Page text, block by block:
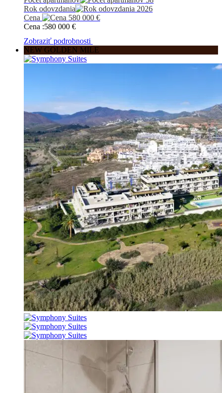
Rok odovzdania
2026
Cena
580 000 €
Cena :580 000 €
Zobraziť podrobnosti
NEW GOLDEN MILE